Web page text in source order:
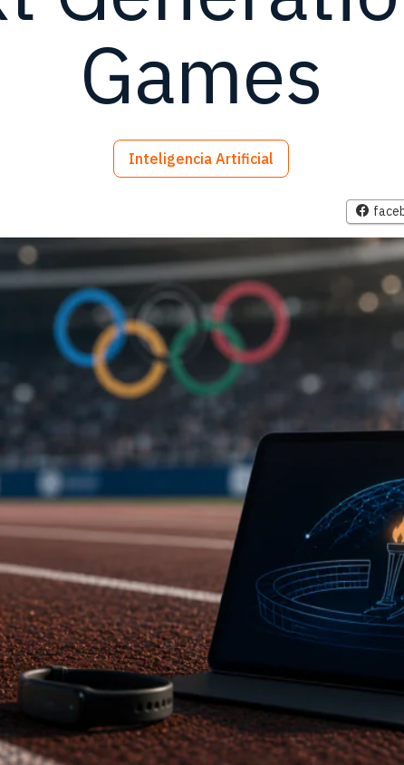
Games
Inteligencia Artificial